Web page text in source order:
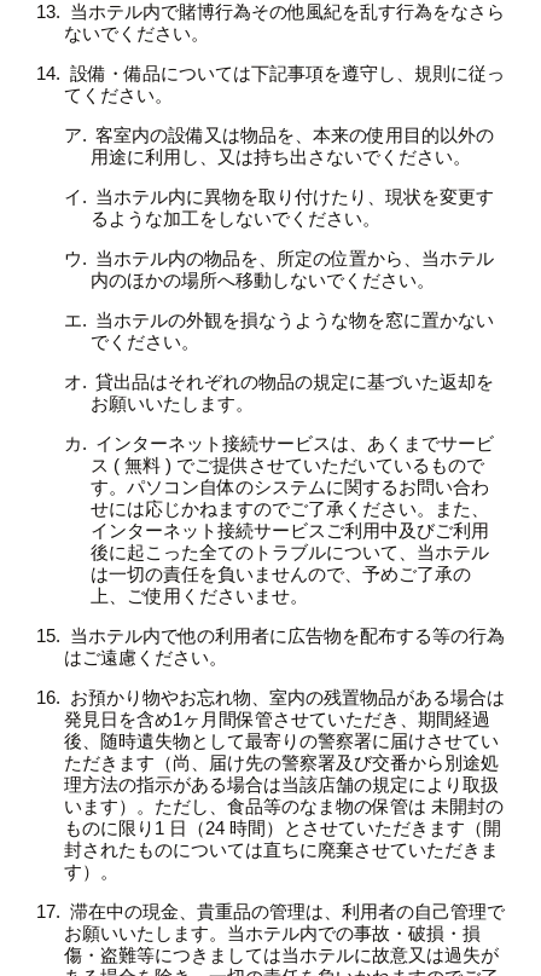
当ホテル内で賭博行為その他風紀を乱す行為をなさら
ないでください。
設備・備品については下記事項を遵守し、規則に従っ
てください。
客室内の設備又は物品を、本来の使用目的以外の
用途に利用し、又は持ち出さないでください。
当ホテル内に異物を取り付けたり、現状を変更す
るような加工をしないでください。
当ホテル内の物品を、所定の位置から、当ホテル
内のほかの場所へ移動しないでください。
当ホテルの外観を損なうような物を窓に置かない
でください。
貸出品はそれぞれの物品の規定に基づいた返却を
お願いいたします。
インターネット接続サービスは、あくまでサービ
ス ( 無料 ) でご提供させていただいているもので
す。パソコン自体のシステムに関するお問い合わ
せには応じかねますのでご了承ください。また、
インターネット接続サービスご利用中及びご利用
後に起こった全てのトラブルについて、当ホテル
は一切の責任を負いませんので、予めご了承の
上、ご使用くださいませ。
当ホテル内で他の利用者に広告物を配布する等の行為
はご遠慮ください。
お預かり物やお忘れ物、室内の残置物品がある場合は
発見日を含め1ヶ月間保管させていただき、期間経過
後、随時遺失物として最寄りの警察署に届けさせてい
ただきます（尚、届け先の警察署及び交番から別途処
理方法の指示がある場合は当該店舗の規定により取扱
います）。ただし、食品等のなま物の保管は 未開封の
ものに限り1 日（24 時間）とさせていただきます（開
封されたものについては直ちに廃棄させていただきま
す）。
滞在中の現金、貴重品の管理は、利用者の自己管理で
お願いいたします。当ホテル内での事故・破損・損
傷・盗難等につきましては当ホテルに故意又は過失が